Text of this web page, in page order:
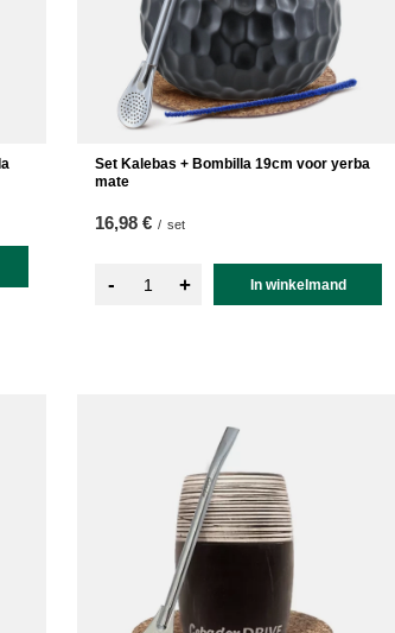
Set Kalebas + Bombilla 19cm voor yerba
mate
16,98 € / set
- + In winkelmand